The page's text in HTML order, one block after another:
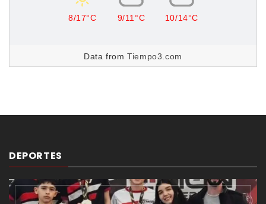
8/17°C 9/11°C 10/14°C
Data fromTiempo3.com
DEPORTES